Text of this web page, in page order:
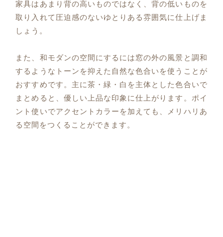
家具はあまり背の高いものではなく、背の低いものを
取り入れて圧迫感のないゆとりある雰囲気に仕上げま
しょう。
また、和モダンの空間にするには窓の外の風景と調和
するようなトーンを抑えた自然な色合いを使うことが
おすすめです。主に茶・緑・白を主体とした色合いで
まとめると、優しい上品な印象に仕上がります。ポイ
ント使いでアクセントカラーを加えても、メリハリあ
る空間をつくることができます。